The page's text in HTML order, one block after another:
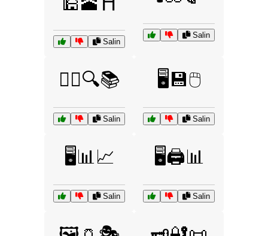
Salin
Salin
🕵️‍♂️🔍📚
Salin
🖥️💾🖱️
Salin
🖥️📊📈
Salin
🖥️🖨️📊
Salin